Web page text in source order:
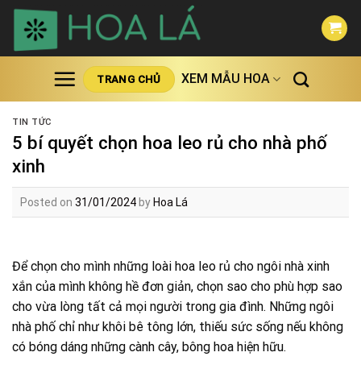
Skip
content
TRANG CHỦ XEM MẪU HOA
TIN TỨC
5 bí quyết chọn hoa leo rủ cho nhà phố
xinh
Posted on 31/01/2024 by Hoa Lá
Để chọn cho mình những loài hoa leo rủ cho ngôi nhà xinh
xắn của mình không hề đơn giản, chọn sao cho phù hợp sao
cho vừa lòng tất cả mọi người trong gia đình. Những ngôi
nhà phố chỉ như khôi bê tông lớn, thiếu sức sống nếu không
có bóng dáng những cành cây, bông hoa hiện hữu.